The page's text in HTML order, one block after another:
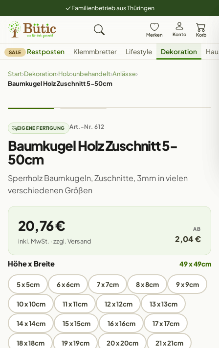
Familienbetrieb aus Thüringen
Merken Konto Korb
SALE Restposten Klemmbretter Lifestyle Dekoration
Start›Dekoration›Holz›unbehandelt›Anlässe›
Baumkugel Holz Zuschnitt 5-50cm
EIGENE FERTIGUNG Art.-Nr. 612
Baumkugel Holz Zuschnitt 5-
50cm
Sperrholz Baumkugeln, Zuschnitte, 3mm in vielen
verschiedenen Größen
20,76 €
inkl. MwSt. · zzgl. Versand
AB
2,04 €
Höhe x Breite 49 x 49cm
5 x 5cm 6 x 6cm 7 x 7cm 8 x 8cm 9 x 9cm
10 x 10cm 11 x 11cm 12 x 12cm 13 x 13cm
14 x 14cm 15 x 15cm 16 x 16cm 17 x 17cm
18 x 18cm 19 x 19cm 20 x 20cm 21 x 21cm